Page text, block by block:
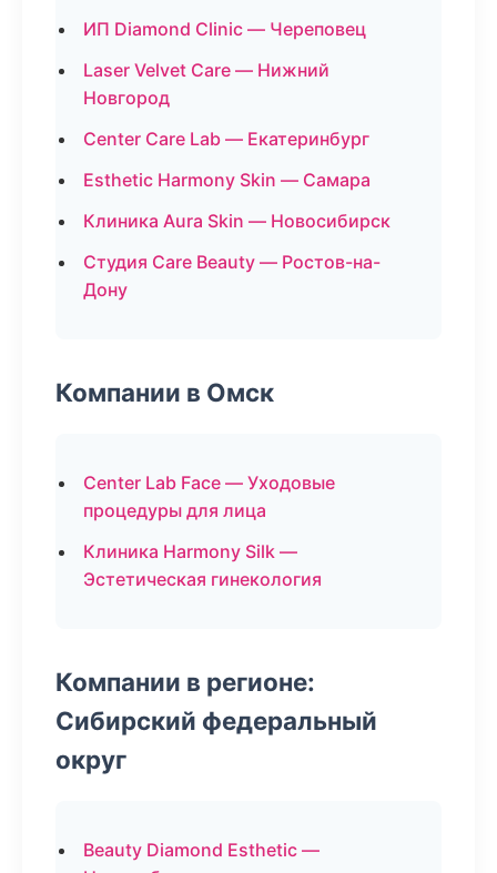
ИП Diamond Clinic — Череповец
Laser Velvet Care — Нижний
Новгород
Center Care Lab — Екатеринбург
Esthetic Harmony Skin — Самара
Клиника Aura Skin — Новосибирск
Студия Care Beauty — Ростов-на-
Дону
Компании в Омск
Center Lab Face — Уходовые
процедуры для лица
Клиника Harmony Silk —
Эстетическая гинекология
Компании в регионе:
Сибирский федеральный
округ
Beauty Diamond Esthetic —